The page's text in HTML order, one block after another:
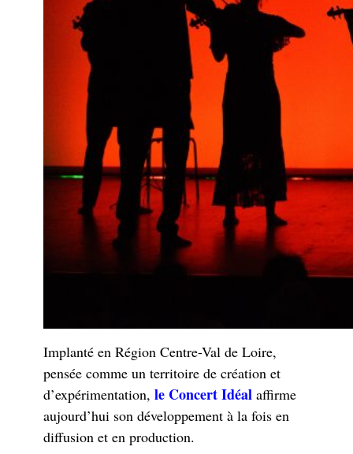
Implanté en Région Centre-Val de Loire,
pensée comme un territoire de création et
d’expérimentation, le Concert Idéal affirme
aujourd’hui son développement à la fois en
diffusion et en production.